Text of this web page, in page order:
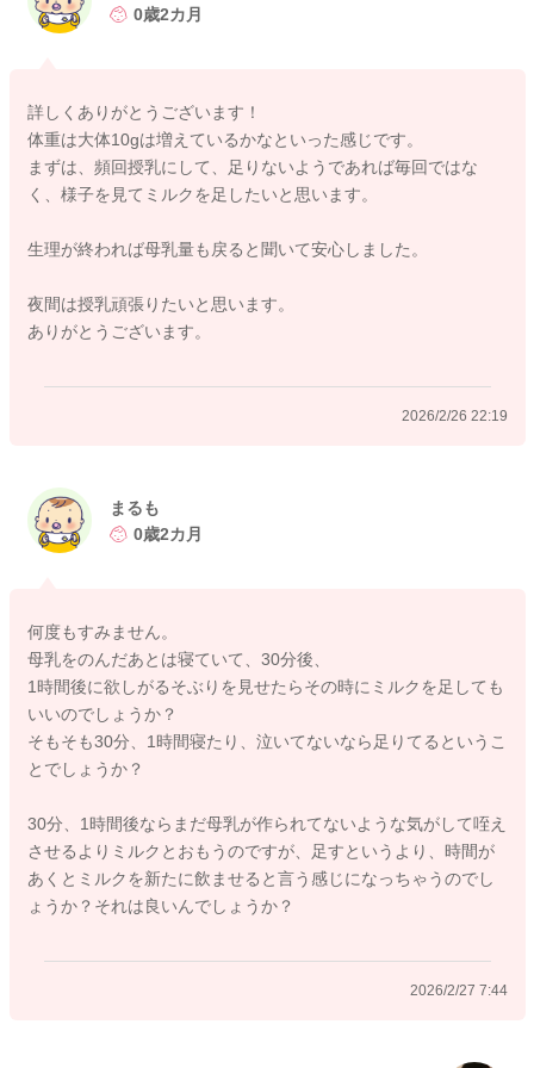
①について
②③について
体重の増え具合にもよるかと思います。
今ぐらいの月齢でしたら、日増20gあれば十分になりますよ。
それに満たない場合に、母乳をあげていただく回数を多くされ
て、ミルク量を決められる方が飲ませすぎになることもなかっ
に思います。
母乳メインで進めていかれたいということなので、夜間6時間以
上は開けずに授乳をすることを徹底されるといいと思います。
搾乳をされるよりは、飲んでもらう方が、分泌維持につながり
ます。
またお子さんの体重の増加のためにも、ある程度時間を見なが
ら授乳をしていただくのがいいと思います。
どうぞよろしくお願いします。
0歳2カ月
詳しくありがとうございます！
体重は大体10gは増えているかなといった感じです。
まずは、頻回授乳にして、足りないようであれば毎回ではな
く、様子を見てミルクを足したいと思います。
生理が終われば母乳量も戻ると聞いて安心しました。
夜間は授乳頑張りたいと思います。
ありがとうございます。
2026/2/26 22:19
まるも
0歳2カ月
何度もすみません。
母乳をのんだあとは寝ていて、30分後、
1時間後に欲しがるそぶりを見せたらその時にミルクを足しても
いいのでしょうか？
そもそも30分、1時間寝たり、泣いてないなら足りてるというこ
とでしょうか？
30分、1時間後ならまだ母乳が作られてないような気がして咥え
させるよりミルクとおもうのですが、足すというより、時間が
あくとミルクを新たに飲ませると言う感じになっちゃうのでし
ょうか？それは良いんでしょうか？
2026/2/27 7:44